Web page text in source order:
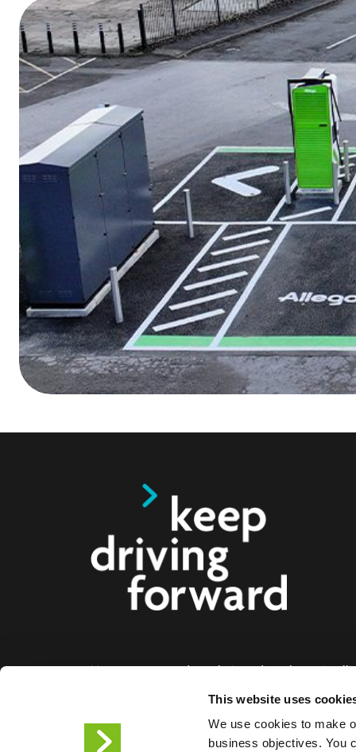
This website uses
We use cookies to make
business objectives. You
Nous proposons des solutions de recharge
aux entreprises et aux villes. Nos solutions de
bout permettent aux entreprises et aux villes de
facilement l'infrastructure dont les conducteurs